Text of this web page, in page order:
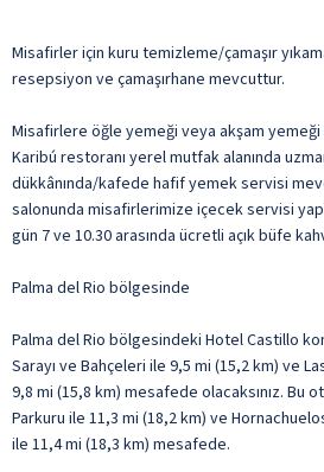
Misafirler için kuru temizleme/çamaşır
resepsiyon ve çamaşırhane mevcuttur.
Misafirlere öğle yemeği veya akşam
Karibú restoranı yerel mutfak alanında
dükkânında/kafede hafif yemek servisi
salonunda misafirlerimize içecek servisi
gün 7 ve 10.30 arasında ücretli açık büfe
Palma del Rio bölgesinde
Palma del Rio bölgesindeki Hotel Castillo
Sarayı ve Bahçeleri ile 9,5 mi (15,2 km) ve
9,8 mi (15,8 km) mesafede olacaksınız. Bu
Parkuru ile 11,3 mi (18,2 km) ve
ile 11,4 mi (18,3 km) mesafede.